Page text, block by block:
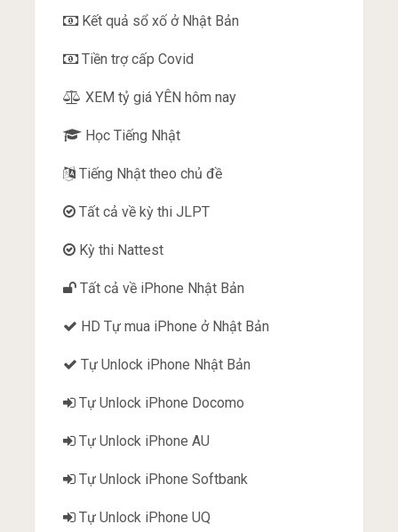
Kết quả sổ xố ở Nhật Bản
Tiền trợ cấp Covid
XEM tỷ giá YÊN hôm nay
Học Tiếng Nhật
Tiếng Nhật theo chủ đề
Tất cả về kỳ thi JLPT
Kỳ thi Nattest
Tất cả về iPhone Nhật Bản
HD Tự mua iPhone ở Nhật Bản
Tự Unlock iPhone Nhật Bản
Tự Unlock iPhone Docomo
Tự Unlock iPhone AU
Tự Unlock iPhone Softbank
Tự Unlock iPhone UQ